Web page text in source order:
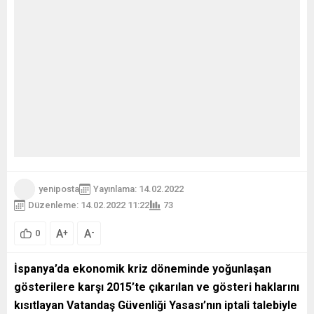
yeniposta
Yayınlama: 14.02.2022
Düzenleme: 14.02.2022 11:22
73
0 A+ A-
İspanya’da ekonomik kriz döneminde yoğunlaşan
gösterilere karşı 2015’te çıkarılan ve gösteri haklarını
kısıtlayan Vatandaş Güvenliği Yasası’nın iptali talebiyle